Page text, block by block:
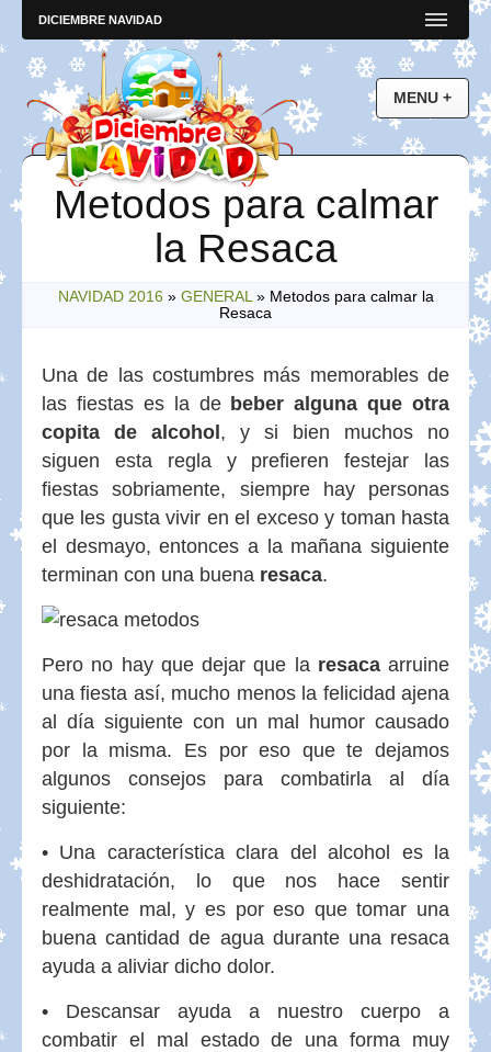
DICIEMBRE NAVIDAD
Metodos para calmar
la Resaca
NAVIDAD 2016 » GENERAL» Metodos para calmar la
Resaca
Una de las costumbres más memorables de
las fiestas es la de beber alguna que otra
copita de alcohol , y si bien muchos no
siguen esta regla y prefieren festejar las
fiestas sobriamente, siempre hay personas
que les gusta vivir en el exceso y toman hasta
el desmayo, entonces a la mañana siguiente
terminan con una buena resaca.
Pero no hay que dejar que la resacaarruine
una fiesta así, mucho menos la felicidad ajena
al día siguiente con un mal humor causado
por la misma. Es por eso que te dejamos
algunos consejos para combatirla al día
siguiente:
• Una característica clara del alcohol es la
deshidratación, lo que nos hace sentir
realmente mal, y es por eso que tomar una
buena cantidad de agua durante una resaca
ayuda a aliviar dicho dolor.
• Descansar ayuda a nuestro cuerpo a
combatir el mal estado de una forma muy